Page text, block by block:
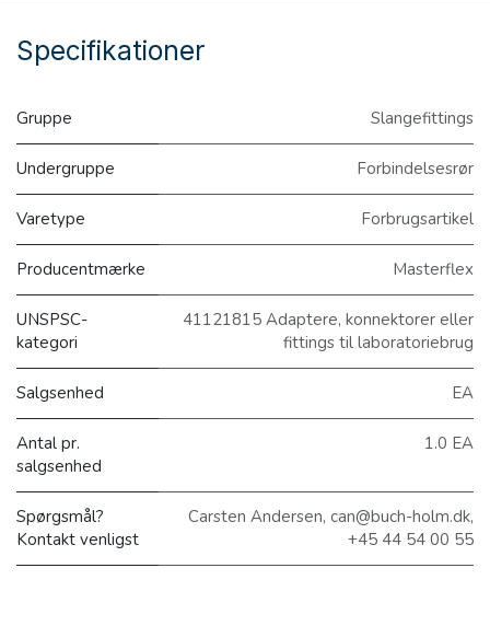
Specifikationer
Gruppe Slangefittings
Undergruppe Forbindelsesrør
Varetype Forbrugsartikel
Producentmærke Masterflex
UNSPSC-
kategori
41121815 Adaptere, konnektorer eller
fittings til laboratoriebrug
Salgsenhed EA
Antal pr.
salgsenhed
1.0 EA
Spørgsmål?
Kontakt venligst
Carsten Andersen, can@buch-holm.dk,
+45 44 54 00 55